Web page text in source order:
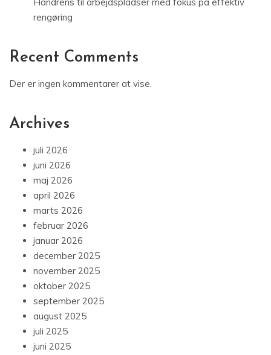
rengøring
Recent Comments
Der er ingen kommentarer at vise.
Archives
juli 2026
juni 2026
maj 2026
april 2026
marts 2026
februar 2026
januar 2026
december 2025
november 2025
oktober 2025
september 2025
august 2025
juli 2025
juni 2025